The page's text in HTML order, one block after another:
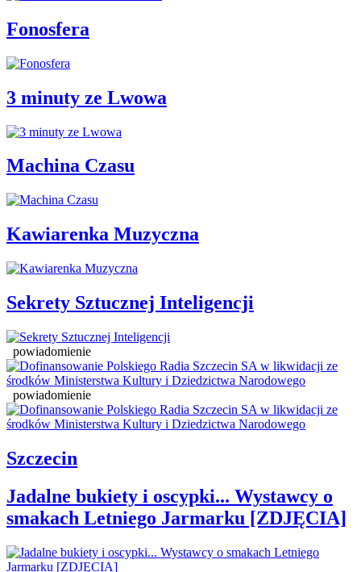
Fonosfera
3 minuty ze Lwowa
Machina Czasu
Kawiarenka Muzyczna
Sekrety Sztucznej Inteligencji
powiadomienie
powiadomienie
Szczecin
Jadalne bukiety i oscypki... Wystawcy o
smakach Letniego Jarmarku [ZDJĘCIA]